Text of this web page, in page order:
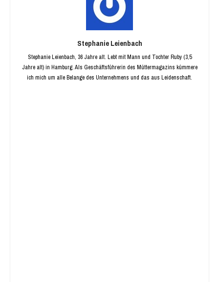
Stephanie Leienbach
Stephanie Leienbach, 36 Jahre alt. Lebt mit Mann und Tochter Ruby (3,5
Jahre alt) in Hamburg. Als Geschäftsführerin des Müttermagazins kümmere
ich mich um alle Belange des Unternehmens und das aus Leidenschaft.